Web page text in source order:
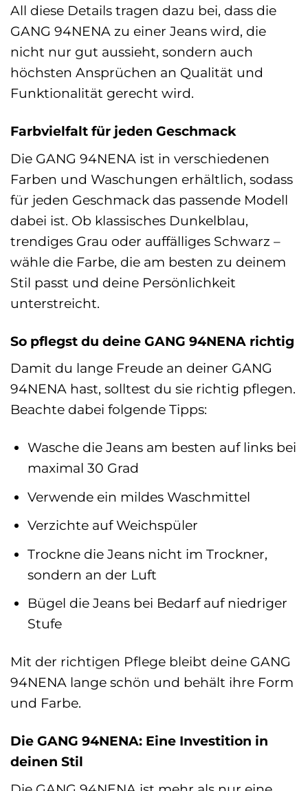
All diese Details tragen dazu bei, dass die
GANG 94NENA zu einer Jeans wird, die
nicht nur gut aussieht, sondern auch
höchsten Ansprüchen an Qualität und
Funktionalität gerecht wird.
Farbvielfalt für jeden Geschmack
Die GANG 94NENA ist in verschiedenen
Farben und Waschungen erhältlich, sodass
für jeden Geschmack das passende Modell
dabei ist. Ob klassisches Dunkelblau,
trendiges Grau oder auffälliges Schwarz –
wähle die Farbe, die am besten zu deinem
Stil passt und deine Persönlichkeit
unterstreicht.
So pflegst du deine GANG 94NENA richtig
Damit du lange Freude an deiner GANG
94NENA hast, solltest du sie richtig pflegen.
Beachte dabei folgende Tipps:
Wasche die Jeans am besten auf links bei
maximal 30 Grad
Verwende ein mildes Waschmittel
Verzichte auf Weichspüler
Trockne die Jeans nicht im Trockner,
sondern an der Luft
Bügel die Jeans bei Bedarf auf niedriger
Stufe
Mit der richtigen Pflege bleibt deine GANG
94NENA lange schön und behält ihre Form
und Farbe.
Die GANG 94NENA: Eine Investition in
deinen Stil